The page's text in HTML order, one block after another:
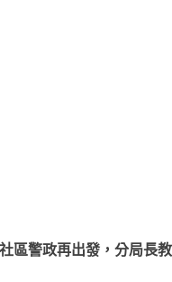
區警政再出發，分局長